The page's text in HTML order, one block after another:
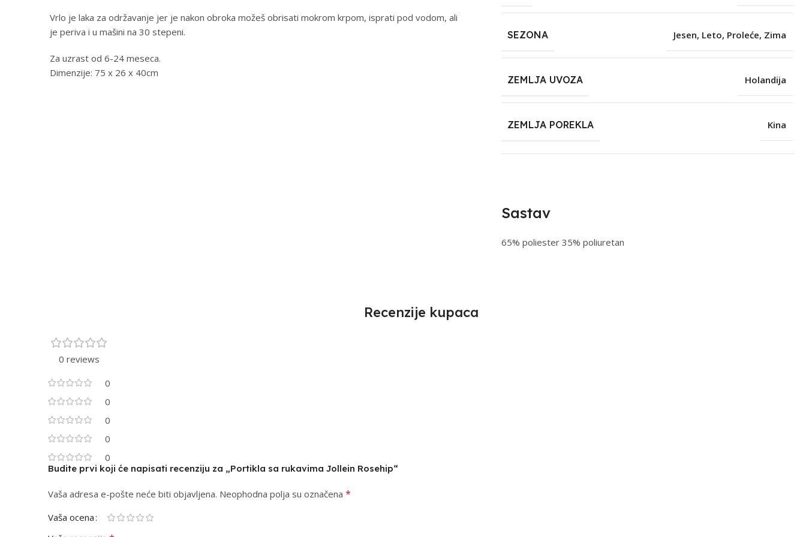
Vrlo je laka za održavanje jer je nakon obroka možeš obrisati mokrom krpom, isprati pod vodom, ali
je periva i u mašini na 30 stepeni.
Za uzrast od 6-24 meseca.
Dimenzije: 75 x 26 x 40cm
SEZONA Jesen, Leto, Proleće, Zima
ZEMLJA UVOZA Holandija
ZEMLJA POREKLA Kina
Sastav
65% poliester 35% poliuretan
Recenzije kupaca
0 reviews
0
0
0
0
0
Budite prvi koji će napisati recenziju za „Portikla sa rukavima Jollein Rosehip“
Vaša adresa e-pošte neće biti objavljena. Neophodna polja su označena *
Vaša ocena
Alternative: